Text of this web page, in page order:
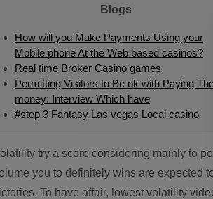
Blogs
How will you Make Payments Using your
Mobile phone At the Web based casinos?
Real time Broker Casino games
Permitting Visitors to Be ok with Paying
money: Interview Which have
#step 3 Fantasy Las vegas Local casino
you to definitely wins are expected
To have affair, lowest volatility